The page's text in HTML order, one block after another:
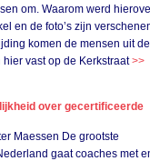
om. Waarom werd
en de foto’s zijn
komen de mensen uit de
hier vast op de Kerkstraat>>
over gecertificeerde
Maessen De grootste
gaat coaches met